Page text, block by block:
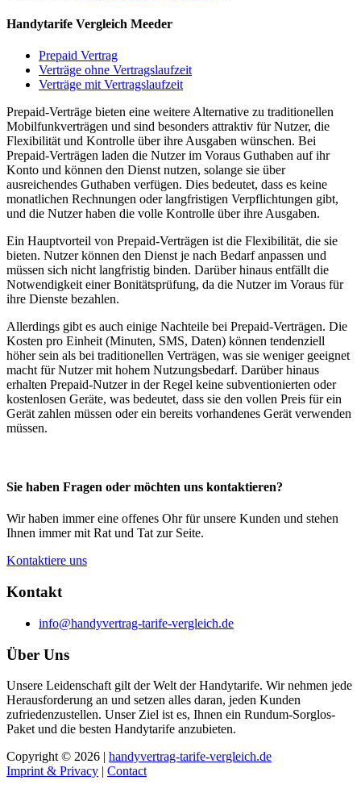
Handytarife Vergleich Meeder
Prepaid Vertrag
Verträge ohne Vertragslaufzeit
Verträge mit Vertragslaufzeit
Prepaid-Verträge bieten eine weitere Alternative zu traditionellen
Mobilfunkverträgen und sind besonders attraktiv für Nutzer, die
Flexibilität und Kontrolle über ihre Ausgaben wünschen. Bei
Prepaid-Verträgen laden die Nutzer im Voraus Guthaben auf ihr
Konto und können den Dienst nutzen, solange sie über
ausreichendes Guthaben verfügen. Dies bedeutet, dass es keine
monatlichen Rechnungen oder langfristigen Verpflichtungen gibt,
und die Nutzer haben die volle Kontrolle über ihre Ausgaben.
Ein Hauptvorteil von Prepaid-Verträgen ist die Flexibilität, die sie
bieten. Nutzer können den Dienst je nach Bedarf anpassen und
müssen sich nicht langfristig binden. Darüber hinaus entfällt die
Notwendigkeit einer Bonitätsprüfung, da die Nutzer im Voraus für
ihre Dienste bezahlen.
Allerdings gibt es auch einige Nachteile bei Prepaid-Verträgen. Die
Kosten pro Einheit (Minuten, SMS, Daten) können tendenziell
höher sein als bei traditionellen Verträgen, was sie weniger geeignet
macht für Nutzer mit hohem Nutzungsbedarf. Darüber hinaus
erhalten Prepaid-Nutzer in der Regel keine subventionierten oder
kostenlosen Geräte, was bedeutet, dass sie den vollen Preis für ein
Gerät zahlen müssen oder ein bereits vorhandenes Gerät verwenden
müssen.
Sie haben Fragen oder möchten uns kontaktieren?
Wir haben immer eine offenes Ohr für unsere Kunden und stehen
Ihnen immer mit Rat und Tat zur Seite.
Kontaktiere uns
Kontakt
info@handyvertrag-tarife-vergleich.de
Über Uns
Unsere Leidenschaft gilt der Welt der Handytarife. Wir nehmen jede
Herausforderung an und setzen alles daran, jeden Kunden
zufriedenzustellen. Unser Ziel ist es, Ihnen ein Rundum-Sorglos-
Paket und die besten Handytarife anzubieten.
Copyright © 2026 | handyvertrag-tarife-vergleich.de
Imprint & Privacy | Contact